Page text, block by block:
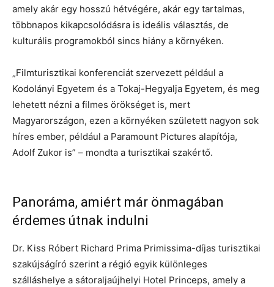
amely akár egy hosszú hétvégére, akár egy tartalmas,
többnapos kikapcsolódásra is ideális választás, de
kulturális programokból sincs hiány a környéken.
„Filmturisztikai konferenciát szervezett például a
Kodolányi Egyetem és a Tokaj-Hegyalja Egyetem, és meg
lehetett nézni a filmes örökséget is, mert
Magyarországon, ezen a környéken született nagyon sok
híres ember, például a Paramount Pictures alapítója,
Adolf Zukor is” – mondta a turisztikai szakértő.
Panoráma, amiért már önmagában
érdemes útnak indulni
Dr. Kiss Róbert Richard Prima Primissima-díjas turisztikai
szakújságíró szerint a régió egyik különleges
szálláshelye a sátoraljaújhelyi Hotel Princeps, amely a